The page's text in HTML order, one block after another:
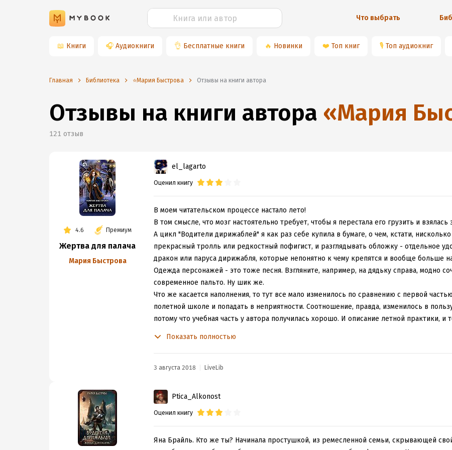
Что выбрать
📖 Книги 🎧 Аудиокниги 👌 Бесплатные книги 🔥 Новинки ❤️ Топ книг 🎙 Топ аудиокниг
Главная Библиотека ⭐️Мария Быстрова Отзывы на книги автора
Отзывы на книги автора «Мария
121 отзыв
4.6 Премиум
Жертва для палача
Мария Быстрова
el_lagarto
Оценил книгу
В моем читательском процессе настало лето!
В том смысле, что мозг настоятельно требует, чтобы я перестала его грузить и
А цикл "Водители дирижаблей" я как раз себе купила в бумаге, о чем, кстати,
прекрасный тролль или редкостный пофигист, и разглядывать обложку - отдельное
дракон или паруса дирижабля, которые непонятно к чему крепятся и вообще больше
Одежда персонажей - это тоже песня. Взгляните, например, на дядьку справа, модно
современное пальто. Ну шик же.
Что же касается наполнения, то тут все мало изменилось по сравнению с первой
полетной школе и попадать в неприятности. Соотношение, правда, изменилось в
потому что учебная часть у автора получилась хорошо. И описание летной практики,
Подруги главной героини продолжают отыгрывать свои функции: маленькой наивной
дальний план и оставляют там развлекаться. Зато с мужскими персонажами все в
рельефные мышцы. А поскольку все мы знаем, что при описании мужского персонажа
спокойно забить. Например, второй главный герой Гарс ведет себя так, как будто
Вообще от кусков, написанных от его лица, у меня сложилось четкое впечатление, что
Показать полностью
3 августа 2018 LiveLib
Ptica_Alkonost
Оценил книгу
Яна Брайль. Кто же ты? Начинала простушкой, из ремесленной семьи, скрывающей